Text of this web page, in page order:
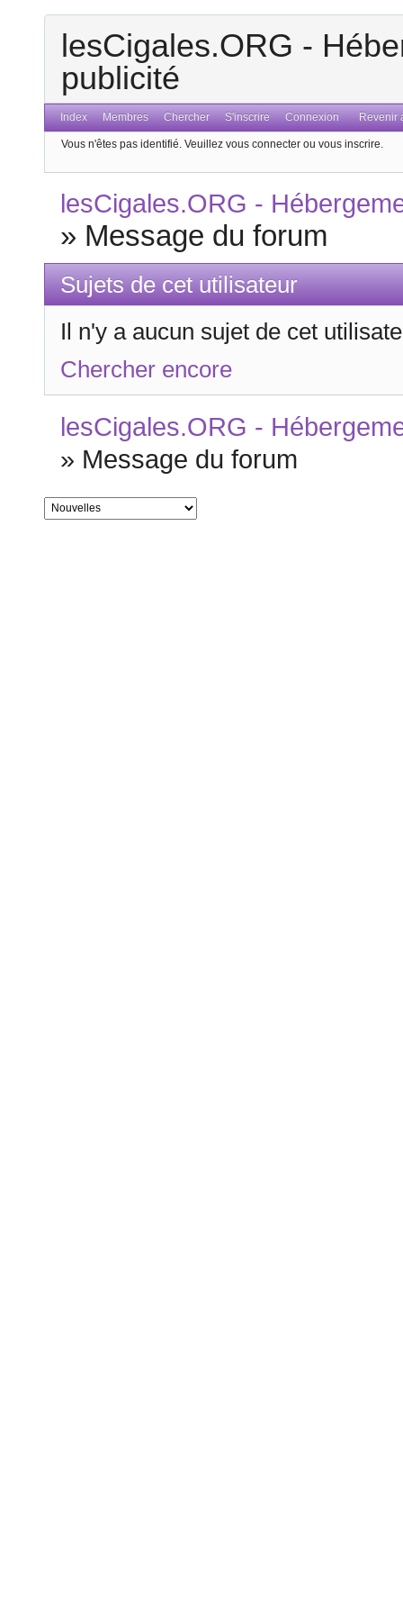
lesCigales.ORG -
publicité
Index Membres Chercher S'inscrire Connexion Revenir
Vous n'êtes pas identifié. Veuillez vous connecter ou vous inscrire.
lesCigales.ORG -
» Message du forum
Sujets de cet utilisateur
Il n'y a aucun sujet de cet
Chercher encore
lesCigales.ORG -
» Message du forum